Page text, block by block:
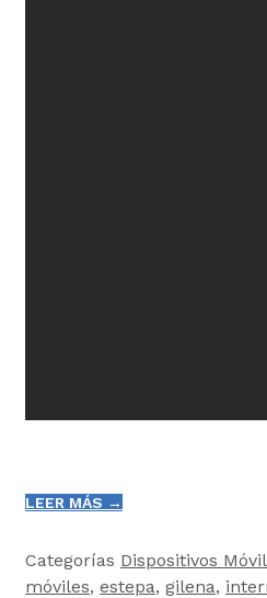
LEER MÁS →
Categorías Dispositivos
móviles, estepa, gilena,